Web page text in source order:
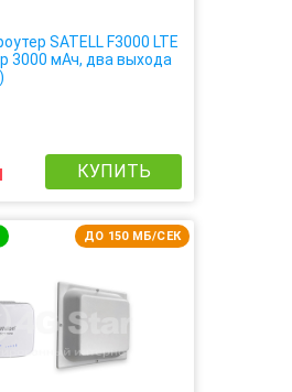
SATELL F3000 LTE
3000 мАч, два выхода
КУПИТЬ
ДО 150 МБ/СЕК